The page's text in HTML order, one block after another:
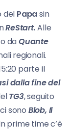
del Papasin
ReStart.Alle
daQuante
regionali.
parte il
dalla fine del
TG3, seguito
sono Blob, Il
prime time c’è